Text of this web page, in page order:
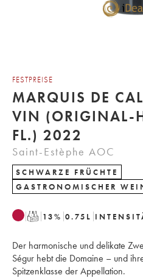
FESTPREISE
MARQUIS DE
VIN (ORIGINAL-
FL.) 2022
Saint-Estèphe AOC
SCHWARZE FRÜCHTE
GASTRONOMISCHER
T 13% 0.75 L
Der harmonische und delikate
Ségur hebt die Domaine – und
Spitzenklasse der Appellation.